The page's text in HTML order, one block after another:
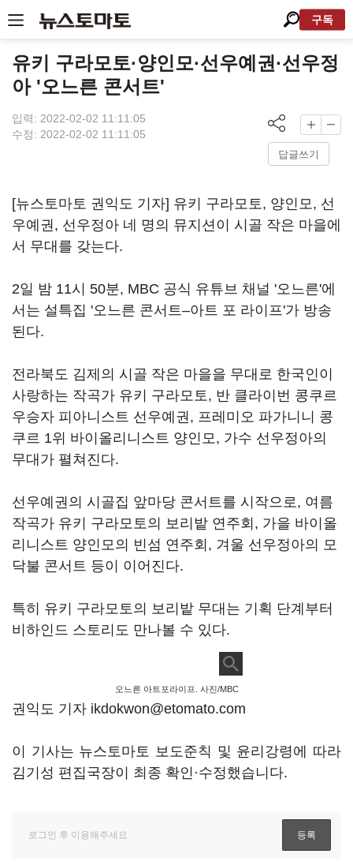
구독
유키 구라모토·양인모·선우예권·선우정
아 '오느른 콘서트'
입력: 2022-02-02 11:11:05
수정: 2022-02-02 11:11:05
답글쓰기
[뉴스토마토 권익도 기자] 유키 구라모토, 양인모, 선
우예권, 선우정아 네 명의 뮤지션이 시골 작은 마을에
서 무대를 갖는다.
2일 밤 11시 50분, MBC 공식 유튜브 채널 '오느른'에
서는 설특집 '오느른 콘서트–아트 포 라이프'가 방송
된다.
전라북도 김제의 시골 작은 마을을 무대로 한국인이
사랑하는 작곡가 유키 구라모토, 반 클라이번 콩쿠르
우승자 피아니스트 선우예권, 프레미오 파가니니 콩
쿠르 1위 바이올리니스트 양인모, 가수 선우정아의
무대가 펼쳐진다.
선우예권의 시골집 앞마당 콘서트를 시작으로, 여름
작곡가 유키 구라모토의 보리밭 연주회, 가을 바이올
리니스트 양인모의 빈섬 연주회, 겨울 선우정아의 모
닥불 콘서트 등이 이어진다.
특히 유키 구라모토의 보리밭 무대는 기획 단계부터
비하인드 스토리도 만나볼 수 있다.
오느른 아트포라이프. 사진/MBC
권익도 기자 ikdokwon@etomato.com
이 기사는 뉴스토마토 보도준칙 및 윤리강령에 따라
김기성 편집국장이 최종 확인·수정했습니다.